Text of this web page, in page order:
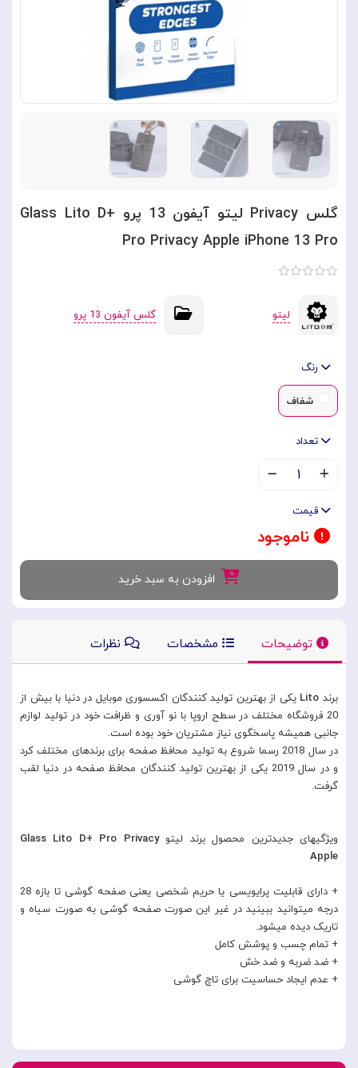
گلس Privacy لیتو آیفون 13 پرو Glass Lito D+
Pro Privacy Apple iPhone 13 Pro
لیتو گلس آیفون 13 پرو
رنگ
شفاف
تعداد
۱
قیمت
ناموجود
افزودن به سبد خرید
توضیحات مشخصات نظرات
برند Lito یکی از بهترین تولید کنندگان اکسسوری موبایل در دنیا با بیش از
20 فروشگاه مختلف در سطح اروپا با نو آوری و ظرافت خود در تولید لوازم
جانبی همیشه پاسخگوی نیاز مشتریان خود بوده است.
در سال 2018 رسما شروع به تولید محافظ صفحه برای برندهای مختلف کرد
و در سال 2019 یکی از بهترین تولید کنندگان محافظ صفحه در دنیا لقب
گرفت.
ویژگیهای جدیدترین محصول برند لیتوGlass Lito D+ Pro Privacy
Apple
+ دارای قابلیت پرایویسی یا حریم شخصی یعنی صفحه گوشی تا بازه 28
درجه میتوانید ببینید در غیر این صورت صفحه گوشی به صورت سیاه و
تاریک دیده میشود.
+ تمام چسب و پوشش کامل
+ ضد ضربه و ضد خش
+ عدم ایجاد حساسیت برای تاچ گوشی